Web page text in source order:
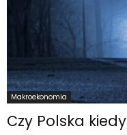
Makroekonomia
Czy Polska